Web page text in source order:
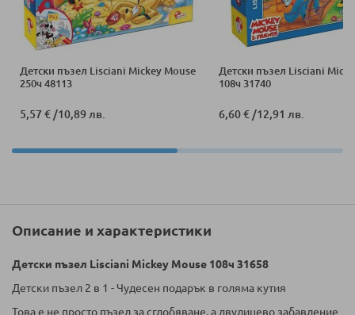
Детски пъзел Lisciani Mickey Mouse
250ч 48113
5,57 €/10,89 лв.
Детски пъзел Lisciani
108ч 31740
6,60 €/12,91 лв.
Описание и характеристики
Детски пъзел Lisciani Mickey Mouse 108ч 31658
Детски пъзел 2 в 1 - Чудесен подарък в голяма кутия
Това е не просто пъзел за сглобяване, а двулицево забавление